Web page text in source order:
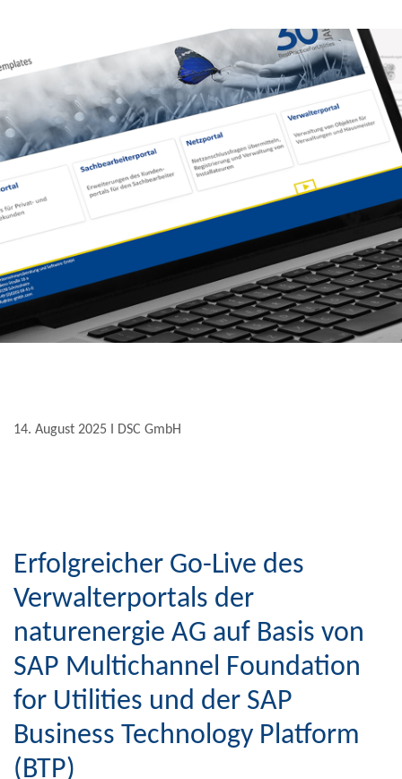
14. August 2025 Ι DSC GmbH
Erfolgreicher Go-Live des
Verwalterportals der
naturenergie AG auf Basis von
SAP Multichannel Foundation
for Utilities und der SAP
Business Technology Platform
(BTP)